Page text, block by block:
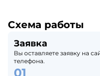
Схема работы
Заявка
Вы оставляете заявку на
телефона.